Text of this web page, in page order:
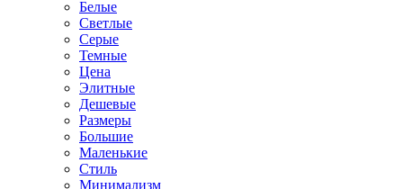
Белые
Светлые
Серые
Темные
Цена
Элитные
Дешевые
Размеры
Большие
Маленькие
Стиль
Минимализм